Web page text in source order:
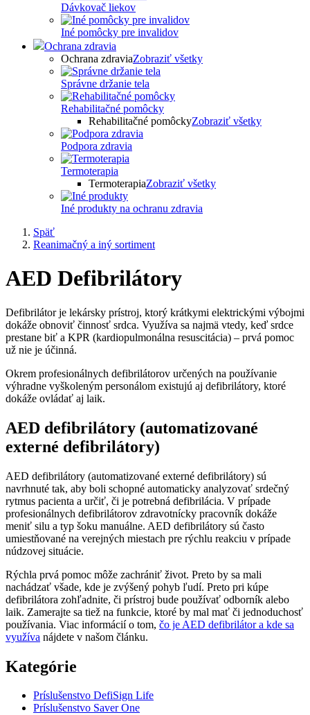
Dávkovač liekov
Iné pomôcky pre invalidov
Ochrana zdravia
Ochrana zdraviaZobraziť všetky
Správne držanie tela
Rehabilitačné pomôcky
Rehabilitačné pomôckyZobraziť všetky
Podpora zdravia
Termoterapia
TermoterapiaZobraziť všetky
Iné produkty na ochranu zdravia
Späť
Reanimačný a iný sortiment
AED Defibrilátory
Defibrilátor je lekársky prístroj, ktorý krátkymi elektrickými výbojmi
dokáže obnoviť činnosť srdca. Využíva sa najmä vtedy, keď srdce
prestane biť a KPR (kardiopulmonálna resuscitácia) – prvá pomoc
už nie je účinná.
Okrem profesionálnych defibrilátorov určených na používanie
výhradne vyškoleným personálom existujú aj defibrilátory, ktoré
dokáže ovládať aj laik.
AED defibrilátory (automatizované
externé defibrilátory)
AED defibrilátory (automatizované externé defibrilátory) sú
navrhnuté tak, aby boli schopné automaticky analyzovať srdečný
rytmus pacienta a určiť, či je potrebná defibrilácia. V prípade
profesionálnych defibrilátorov zdravotnícky pracovník dokáže
meniť silu a typ šoku manuálne. AED defibrilátory sú často
umiestňované na verejných miestach pre rýchlu reakciu v prípade
núdzovej situácie.
Rýchla prvá pomoc môže zachrániť život. Preto by sa mali
nachádzať všade, kde je zvýšený pohyb ľudí. Preto pri kúpe
defibrilátora zohľadnite, či prístroj bude používať odborník alebo
laik. Zamerajte sa tiež na funkcie, ktoré by mal mať či jednoduchosť
používania. Viac informácií o tom, čo je AED defibrilátor a kde sa
využíva nájdete v našom článku.
Kategórie
Príslušenstvo DefiSign Life
Príslušenstvo Saver One